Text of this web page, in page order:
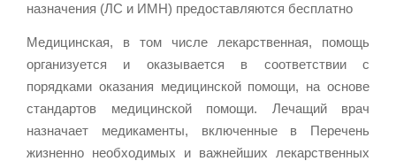
назначения (ЛС и ИМН) предоставляются бесплатно
Медицинская, в том числе лекарственная, помощь
организуется и оказывается в соответствии с
порядками оказания медицинской помощи, на основе
стандартов медицинской помощи. Лечащий врач
назначает медикаменты, включенные в Перечень
жизненно необходимых и важнейших лекарственных